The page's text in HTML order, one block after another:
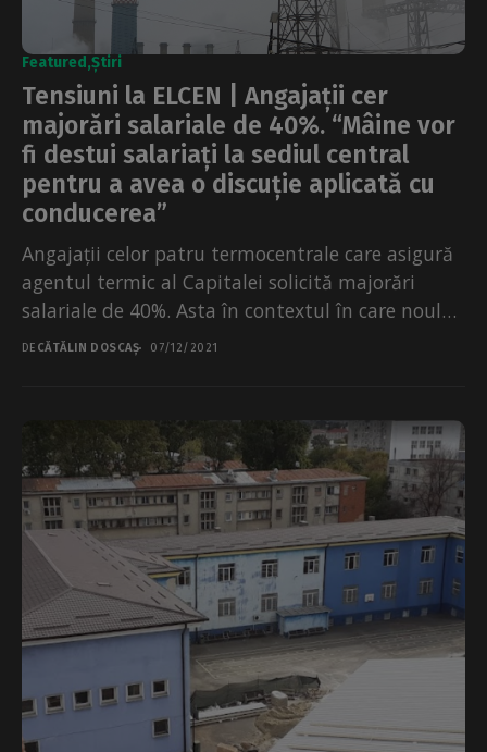
Featured Știri
Tensiuni la ELCEN | Angajații cer
majorări salariale de 40%. “Mâine vor
fi destui salariați la sediul central
pentru a avea o discuție aplicată cu
conducerea”
Angajații celor patru termocentrale care asigură
agentul termic al Capitalei solicită majorări
salariale de 40%. Asta în contextul în care noul
Contract Colectiv...
DE CĂTĂLIN DOSCAȘ 07/12/2021